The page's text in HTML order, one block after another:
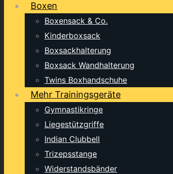
Boxen
Boxensack & Co.
Kinderboxsack
Boxsackhalterung
Boxsack Wandhalterung
Twins Boxhandschuhe
Mehr Trainingsgeräte
Gymnastikringe
Liegestützgriffe
Indian Clubbell
Trizepsstange
Widerstandsbänder